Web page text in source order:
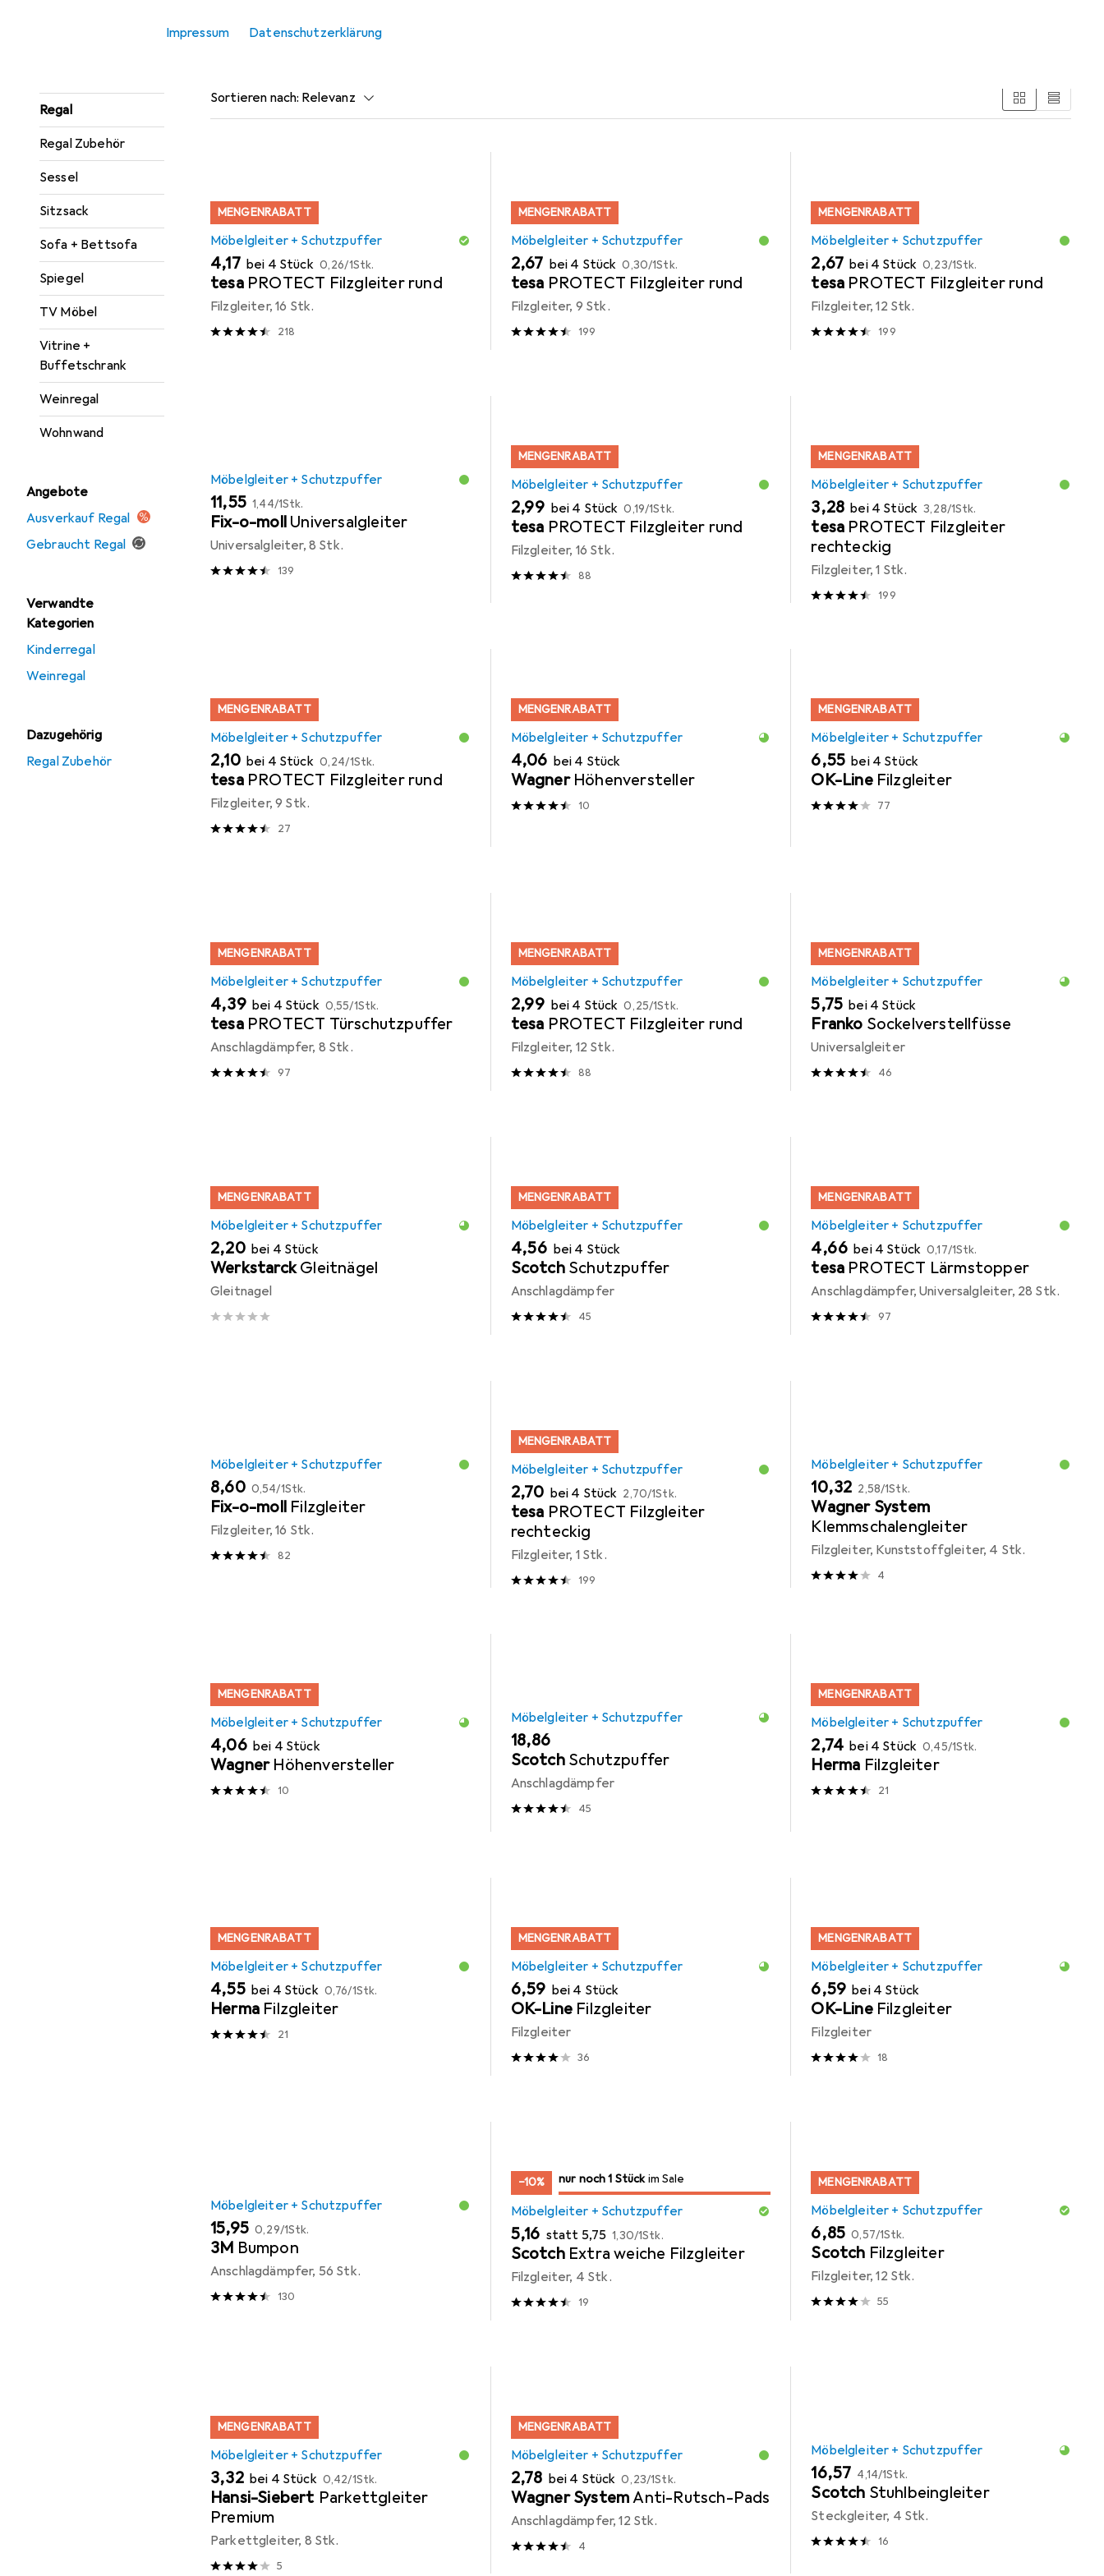
Impressum Datenschutzerklärung
Regal
Regal Zubehör
Sessel
Sitzsack
Sofa + Bettsofa
Spiegel
TV Möbel
Vitrine +
Buffetschrank
Weinregal
Wohnwand
Angebote
Ausverkauf Regal
Gebraucht Regal
Verwandte
Kategorien
Kinderregal
Weinregal
Dazugehörig
Regal Zubehör
Sortieren nach: Relevanz
MENGENRABATT
Möbelgleiter + Schutzpuffer
EUR
4,17 bei 4 Stück EUR
0,26/1Stk.
tesa PROTECT Filzgleiter rund
Filzgleiter, 16 Stk.
218
MENGENRABATT
Möbelgleiter + Schutzpuffer
EUR
2,67 bei 4 Stück EUR
0,30/1Stk.
tesa PROTECT Filzgleiter rund
Filzgleiter, 9 Stk.
199
MENGENRABATT
Möbelgleiter + Schutzpuffer
EUR
2,67 bei 4 Stück EUR
0,23/1Stk.
tesa PROTECT Filzgleiter rund
Filzgleiter, 12 Stk.
199
Möbelgleiter + Schutzpuffer
EUR
11,55 EUR
1,44/1Stk.
Fix-o-moll Universalgleiter
Universalgleiter, 8 Stk.
139
MENGENRABATT
Möbelgleiter + Schutzpuffer
EUR
2,99 bei 4 Stück EUR
0,19/1Stk.
tesa PROTECT Filzgleiter rund
Filzgleiter, 16 Stk.
88
MENGENRABATT
Möbelgleiter + Schutzpuffer
EUR
3,28 bei 4 Stück EUR
3,28/1Stk.
tesa PROTECT Filzgleiter
rechteckig
Filzgleiter, 1 Stk.
199
MENGENRABATT
Möbelgleiter + Schutzpuffer
EUR
2,10 bei 4 Stück EUR
0,24/1Stk.
tesa PROTECT Filzgleiter rund
Filzgleiter, 9 Stk.
27
MENGENRABATT
Möbelgleiter + Schutzpuffer
EUR
4,06 bei 4 Stück
Wagner Höhenversteller
10
MENGENRABATT
Möbelgleiter + Schutzpuffer
EUR
6,55 bei 4 Stück
OK-Line Filzgleiter
77
MENGENRABATT
Möbelgleiter + Schutzpuffer
EUR
4,39 bei 4 Stück EUR
0,55/1Stk.
tesa PROTECT Türschutzpuffer
Anschlagdämpfer, 8 Stk.
97
MENGENRABATT
Möbelgleiter + Schutzpuffer
EUR
2,99 bei 4 Stück EUR
0,25/1Stk.
tesa PROTECT Filzgleiter rund
Filzgleiter, 12 Stk.
88
MENGENRABATT
Möbelgleiter + Schutzpuffer
EUR
5,75 bei 4 Stück
Franko Sockelverstellfüsse
Universalgleiter
46
MENGENRABATT
Möbelgleiter + Schutzpuffer
EUR
2,20 bei 4 Stück
Werkstarck Gleitnägel
Gleitnagel
MENGENRABATT
Möbelgleiter + Schutzpuffer
EUR
4,56 bei 4 Stück
Scotch Schutzpuffer
Anschlagdämpfer
45
MENGENRABATT
Möbelgleiter + Schutzpuffer
EUR
4,66 bei 4 Stück EUR
0,17/1Stk.
tesa PROTECT Lärmstopper
Anschlagdämpfer, Universalgleiter, 28 Stk.
97
Möbelgleiter + Schutzpuffer
EUR
8,60 EUR
0,54/1Stk.
Fix-o-moll Filzgleiter
Filzgleiter, 16 Stk.
82
MENGENRABATT
Möbelgleiter + Schutzpuffer
EUR
2,70 bei 4 Stück EUR
2,70/1Stk.
tesa PROTECT Filzgleiter
rechteckig
Filzgleiter, 1 Stk.
199
Möbelgleiter + Schutzpuffer
EUR
10,32 EUR
2,58/1Stk.
Wagner System
Klemmschalengleiter
Filzgleiter, Kunststoffgleiter, 4 Stk.
4
MENGENRABATT
Möbelgleiter + Schutzpuffer
EUR
4,06 bei 4 Stück
Wagner Höhenversteller
10
Möbelgleiter + Schutzpuffer
EUR
18,86
Scotch Schutzpuffer
Anschlagdämpfer
45
MENGENRABATT
Möbelgleiter + Schutzpuffer
EUR
2,74 bei 4 Stück EUR
0,45/1Stk.
Herma Filzgleiter
21
MENGENRABATT
Möbelgleiter + Schutzpuffer
EUR
4,55 bei 4 Stück EUR
0,76/1Stk.
Herma Filzgleiter
21
MENGENRABATT
Möbelgleiter + Schutzpuffer
EUR
6,59 bei 4 Stück
OK-Line Filzgleiter
Filzgleiter
36
MENGENRABATT
Möbelgleiter + Schutzpuffer
EUR
6,59 bei 4 Stück
OK-Line Filzgleiter
Filzgleiter
18
Möbelgleiter + Schutzpuffer
EUR
15,95 EUR
0,29/1Stk.
3M Bumpon
Anschlagdämpfer, 56 Stk.
130
−10% noch 1 Stückim Sale
nur noch 1 Stück im Sale
Möbelgleiter + Schutzpuffer
EUR
5,16 statt EUR
5,75 EUR
1,30/1Stk.
Scotch Extra weiche Filzgleiter
Filzgleiter, 4 Stk.
19
MENGENRABATT
Möbelgleiter + Schutzpuffer
EUR
6,85 EUR
0,57/1Stk.
Scotch Filzgleiter
Filzgleiter, 12 Stk.
55
MENGENRABATT
Möbelgleiter + Schutzpuffer
EUR
3,32 bei 4 Stück EUR
0,42/1Stk.
Hansi-Siebert Parkettgleiter
Premium
Parkettgleiter, 8 Stk.
5
MENGENRABATT
Möbelgleiter + Schutzpuffer
EUR
2,78 bei 4 Stück EUR
0,23/1Stk.
Wagner SystemAnti-Rutsch-Pads
Anschlagdämpfer, 12 Stk.
4
Möbelgleiter + Schutzpuffer
EUR
16,57 EUR
4,14/1Stk.
Scotch Stuhlbeingleiter
Steckgleiter, 4 Stk.
16